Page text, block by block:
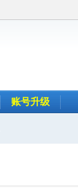
账号升级